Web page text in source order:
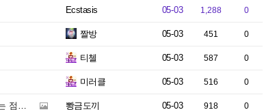
Ecstasis 05-03 1,288 0
짤방 05-03 451 0
티첼 05-03 587 0
미러클 05-03 516 0
됨 뽱금도끼 05-03 918 0